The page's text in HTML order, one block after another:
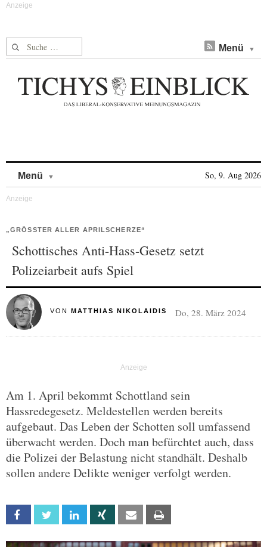
Suche nach: Menü
Menü So, 9. Aug 2026
„GRÖSSTER ALLER APRILSCHERZE“
Schottisches Anti-Hass-Gesetz setzt
Polizeiarbeit aufs Spiel
VON MATTHIAS NIKOLAIDIS Do, 28. März 2024
Am 1. April bekommt Schottland sein
Hassredegesetz. Meldestellen werden bereits
aufgebaut. Das Leben der Schotten soll umfassend
überwacht werden. Doch man befürchtet auch, dass
die Polizei der Belastung nicht standhält. Deshalb
sollen andere Delikte weniger verfolgt werden.
Facebook Twitter Linkedin Xing Email